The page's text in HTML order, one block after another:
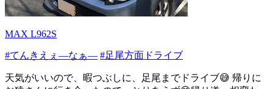
MAX L962S
#てんきえぇ—なぁ— #足尾方面ドライブ
天気がいいので、暇つぶしに、足尾までドライブ😅 帰りに